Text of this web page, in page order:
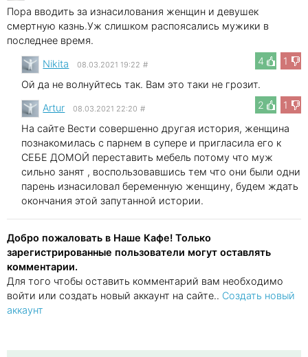
Пора вводить за изнасилования женщин и девушек
смертную казнь.Уж слишком распоясались мужики в
последнее время.
4
1
Nikita 08.03.2021 19:22 #
Ой да не волнуйтесь так. Вам это таки не грозит.
2
1
Artur 08.03.2021 22:20 #
На сайте Вести совершенно другая история, женщина
познакомилась с парнем в супере и пригласила его к
СЕБЕ ДОМОЙ переставить мебель потому что муж
сильно занят , воспользовавшись тем что они были одни
парень изнасиловал беременную женщину, будем ждать
окончания этой запутанной истории.
Добро пожаловать в Наше Кафе! Только
зарегистрированные пользователи могут оставлять
комментарии.
Для того чтобы оставить комментарий вам необходимо
войти или создать новый аккаунт на сайте.. Создать новый
аккаунт